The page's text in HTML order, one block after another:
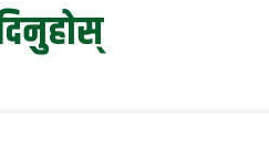
दिनुहोस्